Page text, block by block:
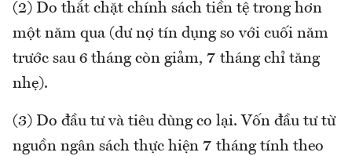
(2) Do thắt chặt chính sách tiền tệ trong hơn
một năm qua (dư nợ tín dụng so với cuối năm
trước sau 6 tháng còn giảm, 7 tháng chỉ tăng
nhẹ).
(3) Do đầu tư và tiêu dùng co lại. Vốn đầu tư từ
nguồn ngân sách thực hiện 7 tháng tính theo